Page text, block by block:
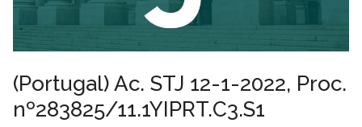
(Portugal) Ac. STJ 12-1-2022, Proc.
nº283825/11.1YIPRT.C3.S1